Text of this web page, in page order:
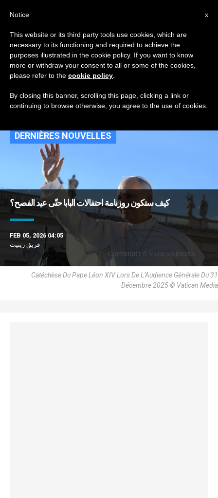
TAG
Posts Tagged ‘ثلاثية
الفصح’
DERNIÈRES NOUVELLES
كيف ستكون روزنامة احتفالات البابا حتّى عيد الفصح؟
FEB 05, 2026 04:05
فريق زينيت
Catéchèse Du Pape Léon XIV Lors De L’Audience Générale Du 31
Décembre 2025 © Vatican Media
x
Notice
This website or its third party tools use cookies, which are
necessary to its functioning and required to achieve the
purposes illustrated in the cookie policy. If you want to know
more or withdraw your consent to all or some of the cookies,
please refer to the cookie policy
By closing this banner, scrolling this page, clicking a link or
continuing to browse otherwise, you agree to the use of cookies.